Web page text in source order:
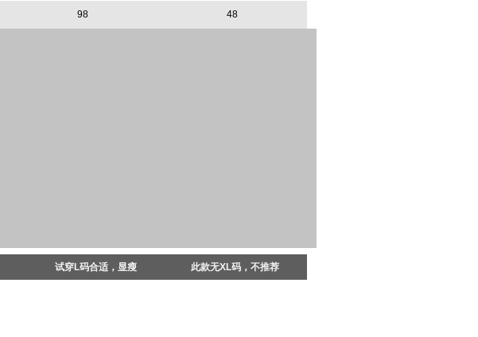
98 48
试穿L码合适，显瘦 此款无XL码，不推荐